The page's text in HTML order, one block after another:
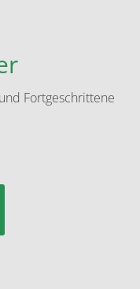
Fortgeschrittene